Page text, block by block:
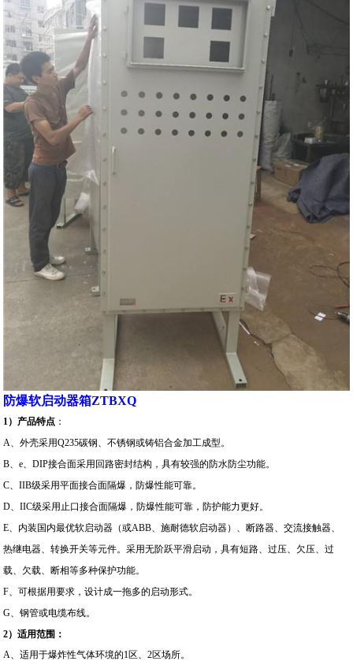
防爆软启动器箱ZTBXQ
1 ）产品特点 ：
A
、外壳采用Q235碳钢、不锈钢或铸铝合金加工成型。
B 、e、DIP接合面采用回路密封结构，具有较强的防水防尘功能。
C 、IIB级采用平面接合面隔爆，防爆性能可靠。
D 、IIC级采用止口接合面隔爆，防爆性能可靠，防护能力更好。
E 、内装国内最优软启动器（或ABB、施耐德软启动器）、断路器、交流接触器、
热继电器、转换开关等元件。采用无阶跃平滑启动，具有短路、过压、欠压、过
载、欠载、断相等多种保护功能。
F 、可根据用要求，设计成一拖多的启动形式。
G 、钢管或电缆布线。
2）适用范围：
A
、适用于爆炸性气体环境的1区、2区场所。